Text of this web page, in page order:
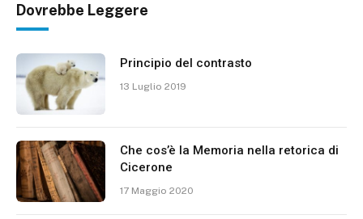
Dovrebbe Leggere
Principio del contrasto
13 Luglio 2019
Che cos’è la Memoria nella retorica di
Cicerone
17 Maggio 2020